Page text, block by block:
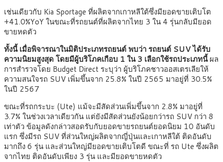
เช่นเดียวกับ Kia Sportage ที่ผลิตจากเกาหลีใต้ซึ่งมียอดขายเติบโต
+41.0%YoY ในขณะที่รถยนต์ที่ผลิตจากไทย 3 ใน 4 รุ่นกลับมียอด
ขายหดตัว
ทั้งนี้ เมื่อพิจารณาในมิติประเภทรถยนต์ พบว่า รถยนต์ SUV ได้รับ
ความนิยมสูงสุด โดยมีผู้บริโภคเกือบ 1 ใน 3 เลือกใช้รถประเภทนี้ผล
การสำรวจโดย Budget Direct ระบุว่า ผู้บริโภคชาวออสเตรเลียให้
ความสนใจรถ SUV เพิ่มขึ้นจาก 25.8% ในปี 2565 มาอยู่ที่ 30.5%
ในปี 2567
ขณะที่รถกระบะ (Ute) แม้จะมีสัดส่วนเพิ่มขึ้นจาก 2.8% มาอยู่ที่
3.7% ในช่วงเวลาเดียวกัน แต่ยังมีสัดส่วนยังน้อยกว่ารถ SUV กว่า 8
เท่าตัว ข้อมูลดังกล่าวสอดรับกับยอดขายรถยนต์ยอดนิยม 10 อันดับ
แรก ซึ่งมีรถ SUV ที่ส่วนใหญ่ผลิตจากญี่ปุ่นและเกาหลีใต้ ติดอันดับ
มากถึง 6 รุ่น และส่วนใหญ่มียอดขายเติบโตดี ขณะที่ รถ Ute ซึ่งผลิต
จากไทย ติดอันดับเพียง 3 รุ่น และมียอดขายหดตัว